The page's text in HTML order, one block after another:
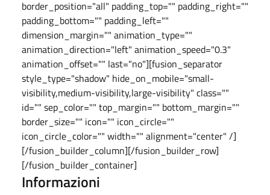
border_position="all" padding_top="" padding_right=""
padding_bottom="" padding_left=""
dimension_margin="" animation_type=""
animation_direction="left" animation_speed="0.3"
animation_offset="" last="no"][fusion_separator
style_type="shadow" hide_on_mobile="small-
visibility,medium-visibility,large-visibility" class=""
id="" sep_color="" top_margin="" bottom_margin=""
border_size="" icon="" icon_circle=""
icon_circle_color="" width="" alignment="center" /]
[/fusion_builder_column][/fusion_builder_row]
[/fusion_builder_container]
Informazioni